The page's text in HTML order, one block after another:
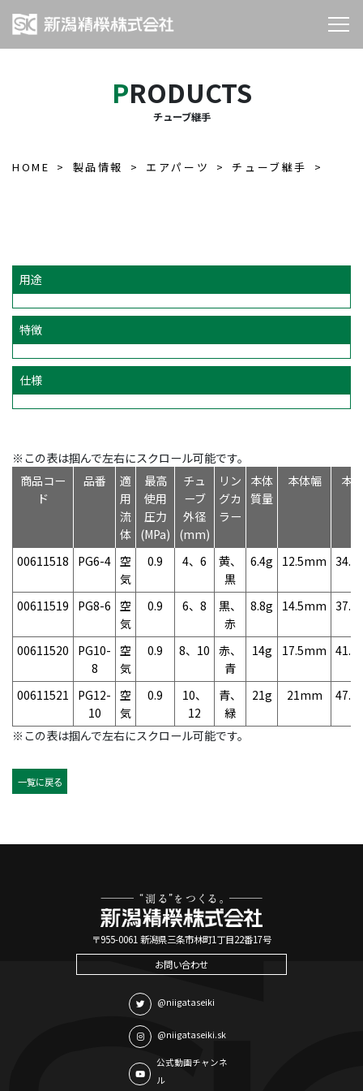
PRODUCTS
チューブ継手
HOME 製品情報 エアパーツ チューブ継手
用途
特徴
仕様
※この表は掴んで左右にスクロール可能です。
商品コー
ド
品番
適
用
流
体
最高
使用
圧力
(MPa)
チュ
ーブ
外径
(mm)
リン
グカ
ラー
本体
質量
本体幅
本
00611518 PG6-4 空
気
0.9 4、6
黄、
黒
6.4g 12.5mm
00611519 PG8-6
空
気
0.9 6、8
黒、
赤
8.8g 14.5mm
00611520
PG10-
8
空
気
0.9 8、10 赤、
青
14g 17.5mm
00611521
PG12-
10
空
気
0.9
10、
12
青、
緑
21g 21mm
※この表は掴んで左右にスクロール可能です。
一覧に戻る
〒955-0061 新潟県三条市林町1丁目22番17号
お問い合わせ
@niigataseiki
@niigataseiki.sk
公式動画チャンネ
ル